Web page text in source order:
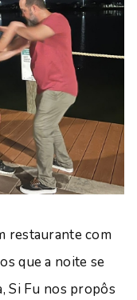
restaurante com
que a noite se
Si Fu nos propôs